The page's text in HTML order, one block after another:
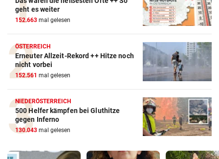
geht es weiter
152.663 mal gelesen
ÖSTERREICH
Erneuter Allzeit-Rekord ++ Hitze noch
nicht vorbei
152.561 mal gelesen
NIEDERÖSTERREICH
500 Helfer kämpfen bei Gluthitze
gegen Inferno
130.043 mal gelesen